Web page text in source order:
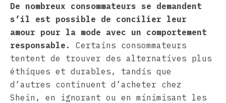
De nombreux consommateurs se demandent
s’il est possible de concilier leur
amour pour la mode avec un comportement
responsable.
Certains consommateurs
tentent de trouver des alternatives plus
éthiques et durables, tandis que
d’autres continuent d’acheter chez
Shein, en ignorant ou en minimisant les